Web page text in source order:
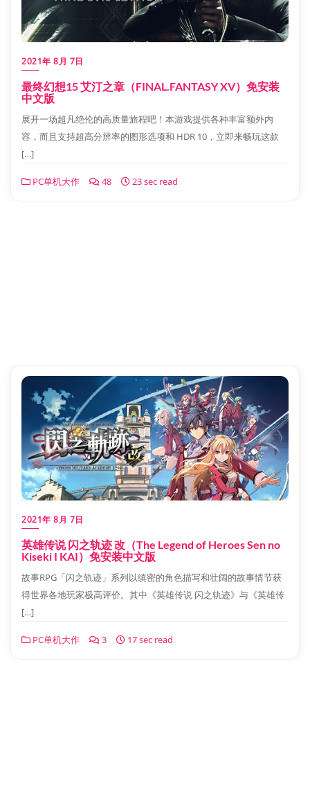
2021年 8月 7日
最终幻想15 艾汀之章（FINAL.FANTASY XV）免安装
中文版
展开一场超凡绝伦的高质量旅程吧！本游戏提供各种丰富额外内
容，而且支持超高分辨率的图形选项和 HDR 10，立即来畅玩这款
[…]
PC单机大作 48 23 sec read
2021年 8月 7日
英雄传说 闪之轨迹 改（The Legend of Heroes Sen no
Kiseki I KAI）免安装中文版
故事RPG「闪之轨迹」系列以缜密的角色描写和壮阔的故事情节获
得世界各地玩家极高评价。其中《英雄传说 闪之轨迹》与《英雄传
[…]
PC单机大作 3 17 sec read